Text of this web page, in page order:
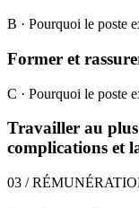
B · Pourquoi le poste
Former et
C · Pourquoi le poste
Travailler au
complications et
03 /